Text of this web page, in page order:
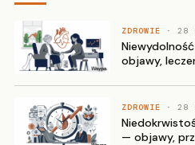
ZDROWIE · 28
objawy,
ZDROWIE · 28
— objawy,